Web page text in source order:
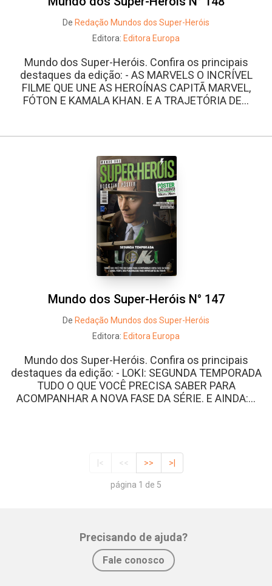
De Redação Mundos dos Super-Heróis
Editora: Editora Europa
Mundo dos Super-Heróis. Confira os principais
destaques da edição: - AS MARVELS O INCRÍVEL
FILME QUE UNE AS HEROÍNAS CAPITÃ MARVEL,
FÓTON E KAMALA KHAN. E A TRAJETÓRIA DE...
Mundo dos Super-Heróis N° 147
De Redação Mundos dos Super-Heróis
Editora: Editora Europa
Mundo dos Super-Heróis. Confira os principais
destaques da edição: - LOKI: SEGUNDA TEMPORADA
TUDO O QUE VOCÊ PRECISA SABER PARA
ACOMPANHAR A NOVA FASE DA SÉRIE. E AINDA:...
|< << >> >|
página 1 de 5
Precisando de ajuda?
Fale conosco